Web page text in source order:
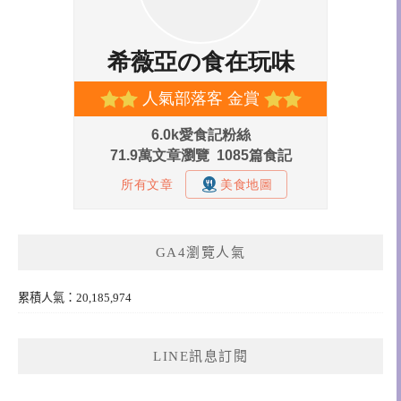
GA4瀏覽人氣
累積人氣：20,185,974
LINE訊息訂閱